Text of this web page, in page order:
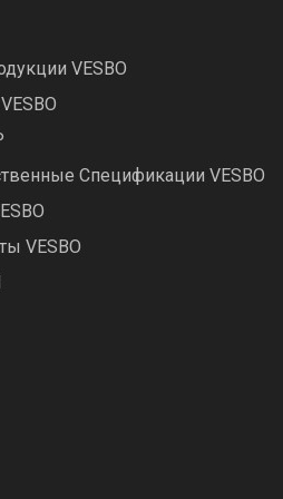
VESBO
Спецификации VESBO
VESBO